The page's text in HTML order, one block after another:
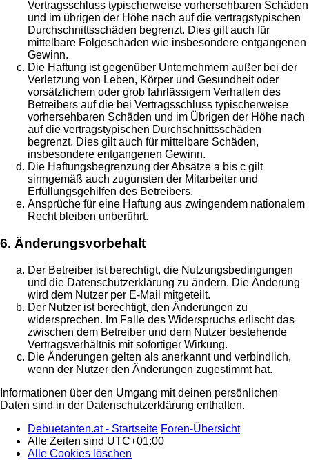
Vertragsschluss typischerweise vorhersehbaren Schäden
und im übrigen der Höhe nach auf die vertragstypischen
Durchschnittsschäden begrenzt. Dies gilt auch für
mittelbare Folgeschäden wie insbesondere entgangenen
Gewinn.
Die Haftung ist gegenüber Unternehmern außer bei der
Verletzung von Leben, Körper und Gesundheit oder
vorsätzlichem oder grob fahrlässigem Verhalten des
Betreibers auf die bei Vertragsschluss typischerweise
vorhersehbaren Schäden und im Übrigen der Höhe nach
auf die vertragstypischen Durchschnittsschäden
begrenzt. Dies gilt auch für mittelbare Schäden,
insbesondere entgangenen Gewinn.
Die Haftungsbegrenzung der Absätze a bis c gilt
sinngemäß auch zugunsten der Mitarbeiter und
Erfüllungsgehilfen des Betreibers.
Ansprüche für eine Haftung aus zwingendem nationalem
Recht bleiben unberührt.
6. Änderungsvorbehalt
Der Betreiber ist berechtigt, die Nutzungsbedingungen
und die Datenschutzerklärung zu ändern. Die Änderung
wird dem Nutzer per E-Mail mitgeteilt.
Der Nutzer ist berechtigt, den Änderungen zu
widersprechen. Im Falle des Widerspruchs erlischt das
zwischen dem Betreiber und dem Nutzer bestehende
Vertragsverhältnis mit sofortiger Wirkung.
Die Änderungen gelten als anerkannt und verbindlich,
wenn der Nutzer den Änderungen zugestimmt hat.
Informationen über den Umgang mit deinen persönlichen
Daten sind in der Datenschutzerklärung enthalten.
Debuetanten.at - Startseite Foren-Übersicht
Alle Zeiten sind UTC+01:00
Alle Cookies löschen